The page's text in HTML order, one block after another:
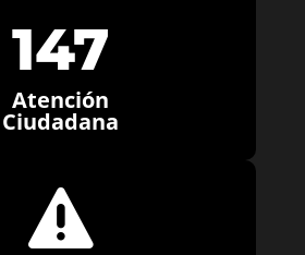
147
Atención
Ciudadana
